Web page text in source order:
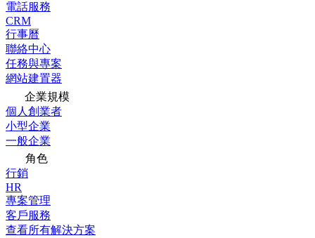
電話服務
CRM
行事曆
聯絡中心
任務與專案
網站建置器
企業規模
個人創業者
小型企業
一般企業
角色
行銷
HR
專案管理
客戶服務
查看所有解決方案